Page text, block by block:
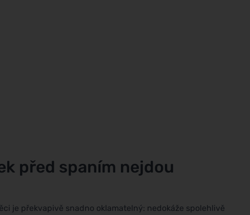
před spaním nejdou
je překvapivě snadno oklamatelný: nedokáže spolehlivě